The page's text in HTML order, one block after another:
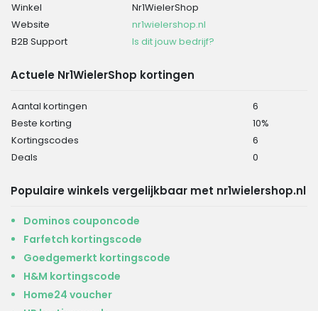
Winkel
Nr1WielerShop
Website
nr1wielershop.nl
B2B Support
Is dit jouw bedrijf?
Actuele Nr1WielerShop kortingen
Aantal kortingen
6
Beste korting
10%
Kortingscodes
6
Deals
0
Populaire winkels vergelijkbaar met nr1wielershop.nl
Dominos couponcode
Farfetch kortingscode
Goedgemerkt kortingscode
H&M kortingscode
Home24 voucher